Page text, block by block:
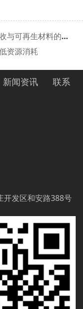
生材料的应用趋势
资源消耗
新闻资讯
联系
开发区和安路388号